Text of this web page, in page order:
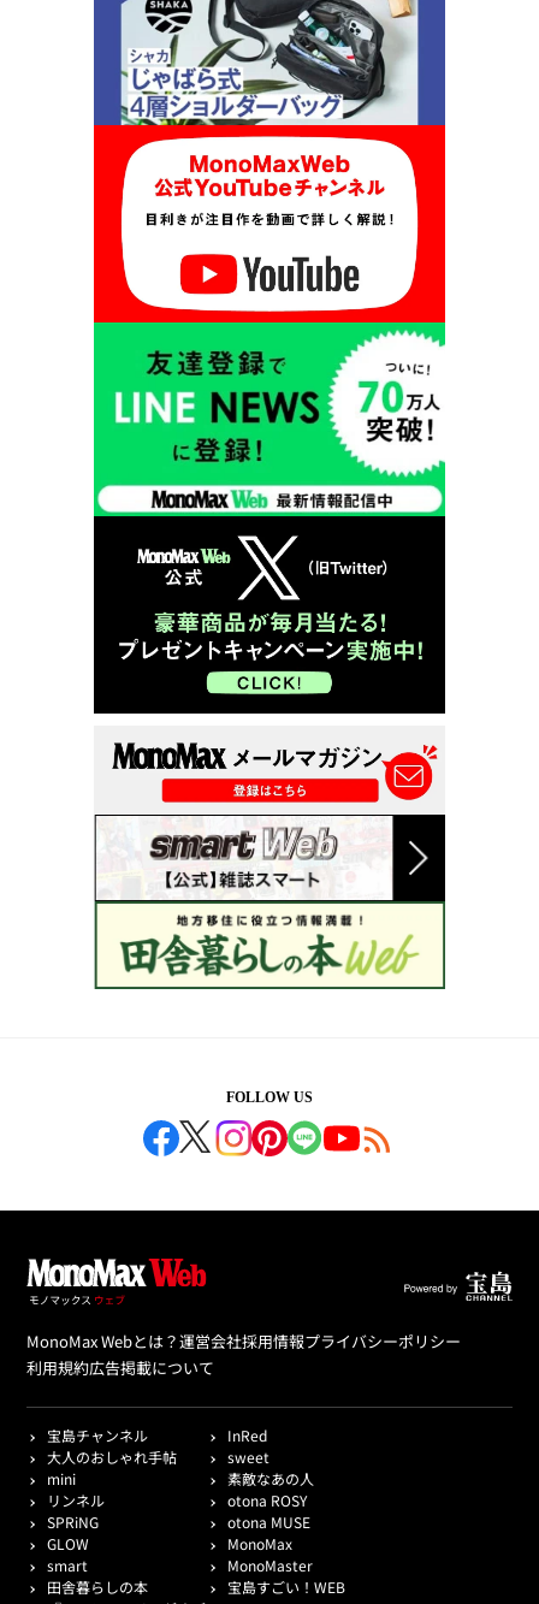
FOLLOW US
MonoMax Webとは？運営会社採用情報プライバシーポリシー
利用規約広告掲載について
宝島チャンネル
InRed
大人のおしゃれ手帖
sweet
mini
素敵なあの人
リンネル
otona ROSY
SPRiNG
otona MUSE
GLOW
MonoMax
smart
MonoMaster
田舎暮らしの本
宝島すごい！WEB